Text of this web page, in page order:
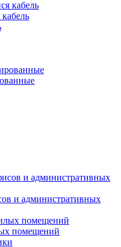
и административных
помещений